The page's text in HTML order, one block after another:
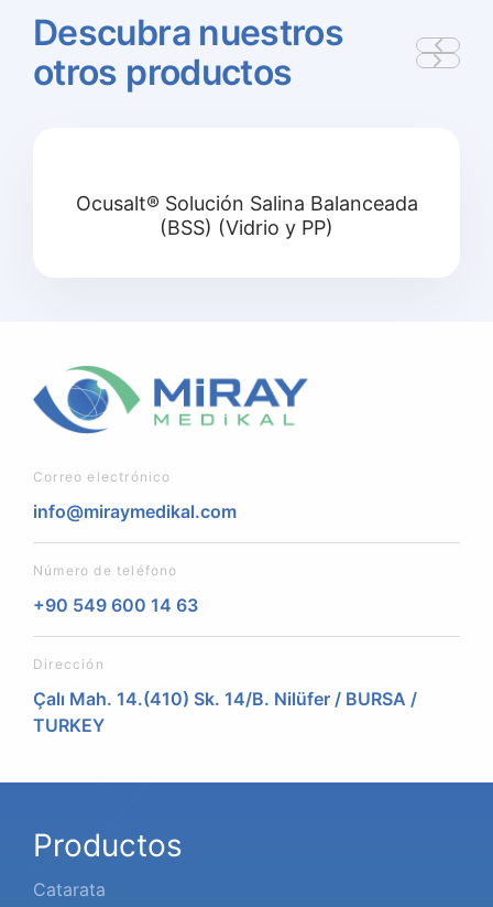
Descubra nuestros
otros productos
Ocusalt® Solución Salina Balanceada
(BSS) (Vidrio y PP)
Correo electrónico
info@miraymedikal.com
Número de teléfono
+90 549 600 14 63
Dirección
Çalı Mah. 14.(410) Sk. 14/B. Nilüfer / BURSA /
TURKEY
Productos
Catarata